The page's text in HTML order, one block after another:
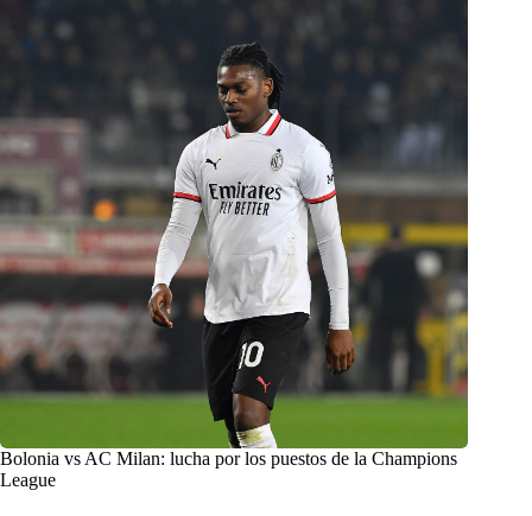
Bolonia vs AC Milan: lucha por los puestos de la Champions
League